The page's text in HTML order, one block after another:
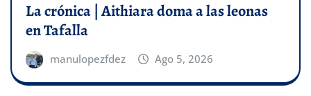
La crónica | Aithiara doma a las leonas
en Tafalla
manulopezfdez Ago 5, 2026